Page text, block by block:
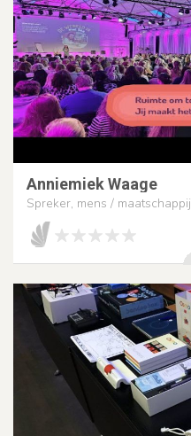
Anniemiek Waage
Spreker, mens / maatschappij